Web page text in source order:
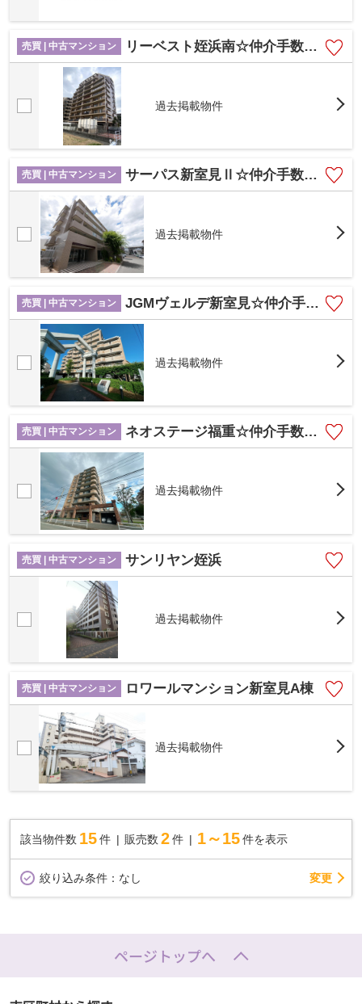
売買 | 中古マンション リーベスト姪浜南☆仲介手数料無料☆
過去掲載物件
売買 | 中古マンション サーパス新室見Ⅱ☆仲介手数料無料☆
過去掲載物件
売買 | 中古マンション JGMヴェルデ新室見☆仲介手数料無料☆
過去掲載物件
売買 | 中古マンション ネオステージ福重☆仲介手数料無料☆
過去掲載物件
売買 | 中古マンション サンリヤン姪浜
過去掲載物件
売買 | 中古マンション ロワールマンション新室見A棟
過去掲載物件
該当物件数 15件 販売数 2 件 1～15 件を表示
絞り込み条件： なし 変更
ページトップへ